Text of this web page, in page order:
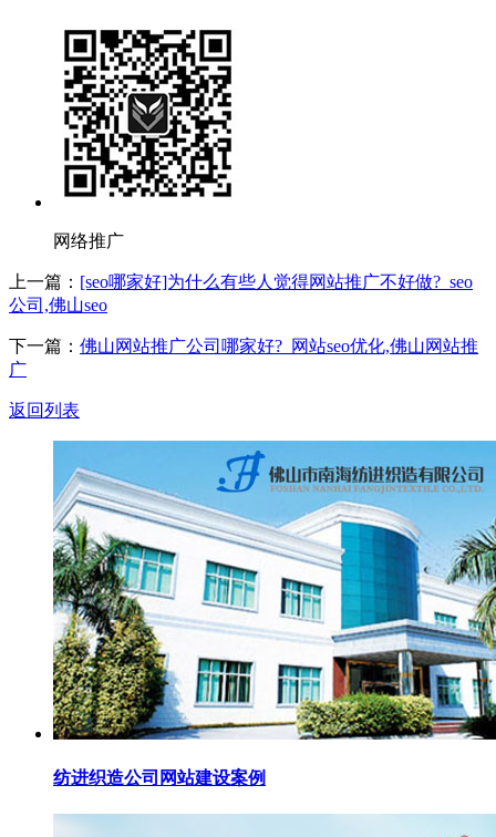
网络推广
上一篇： [seo哪家好]为什么有些人觉得网站推广不好做?_seo
公司,佛山seo
下一篇： 佛山网站推广公司哪家好?_网站seo优化,佛山网站推
广
返回列表
纺进织造公司网站建设案例